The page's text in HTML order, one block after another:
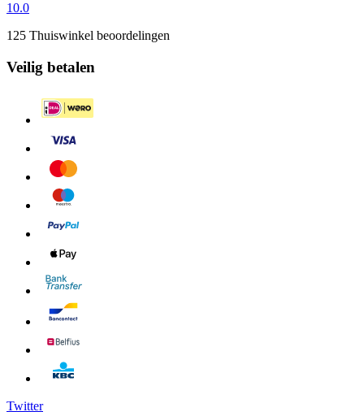
10.0
125 Thuiswinkel beoordelingen
Veilig betalen
Twitter